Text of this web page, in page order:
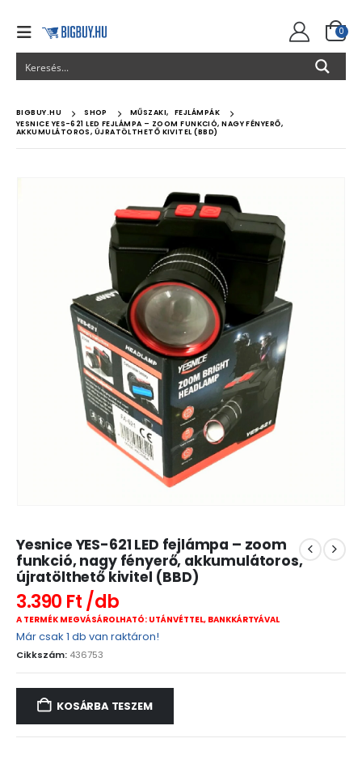
0
BIGBUY.HU SHOP MŰSZAKI,
FEJLÁMPÁK
YESNICE YES-621 LED FEJLÁMPA – ZOOM FUNKCIÓ, NAGY FÉNYERŐ,
AKKUMULÁTOROS, ÚJRATÖLTHETŐ KIVITEL (BBD)
Yesnice YES-621 LED fejlámpa – zoom
funkció, nagy fényerő, akkumulátoros,
újratölthető kivitel (BBD)
3.390 Ft
A TERMÉK MEGVÁSÁROLHATÓ: UTÁNVÉTTEL, BANKKÁRTYÁVAL
Már csak 1 db van raktáron!
Cikkszám: 436753
KOSÁRBA TESZEM